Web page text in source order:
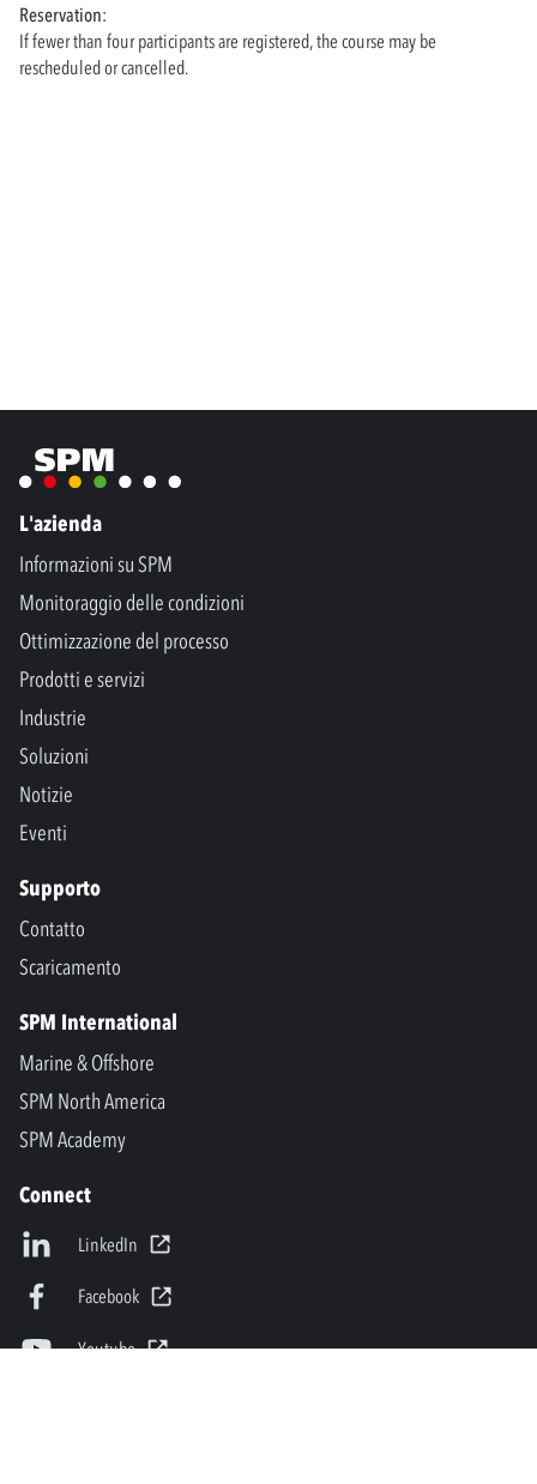
Reservation:
If fewer than four participants are registered, the course may be
rescheduled or cancelled.
L'azienda
Informazioni su SPM
Monitoraggio delle condizioni
Ottimizzazione del processo
Prodotti e servizi
Industrie
Soluzioni
Notizie
Eventi
Supporto
Contatto
Scaricamento
SPM International
Marine & Offshore
SPM North America
SPM Academy
Connect
LinkedIn
Facebook
Youtube